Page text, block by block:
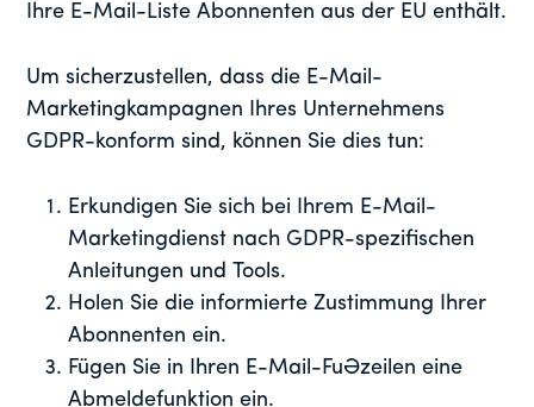
Ihre E-Mail-Liste Abonnenten aus der EU enthält.
Um sicherzustellen, dass die E-Mail-
Marketingkampagnen Ihres Unternehmens
GDPR-konform sind, können Sie dies tun:
Erkundigen Sie sich bei Ihrem E-Mail-
Marketingdienst nach GDPR-spezifischen
Anleitungen und Tools.
Holen Sie die informierte Zustimmung Ihrer
Abonnenten ein.
Fügen Sie in Ihren E-Mail-Fußzeilen eine
Abmeldefunktion ein.